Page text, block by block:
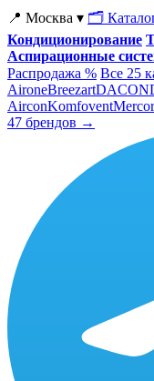
📍 Москва ▾ 🗂
Кондиционирование
Аспирационные
Распродажа % Все 25
AironeBreezart
AirconKomfovent
47 брендов →